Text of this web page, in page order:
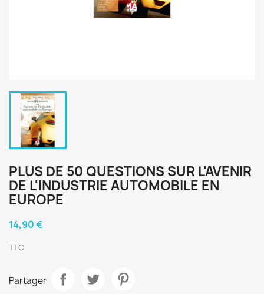
PLUS DE 50 QUESTIONS SUR L'AVENIR
DE L'INDUSTRIE AUTOMOBILE EN
EUROPE
14,90 €
TTC
Partager